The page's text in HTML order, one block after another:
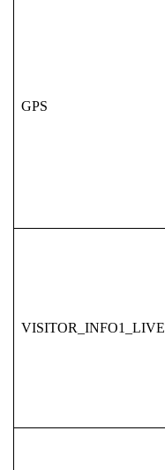
GPS
VISITOR_INFO1_LIVE